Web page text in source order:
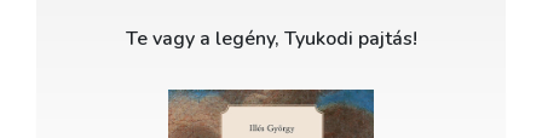
Te vagy a legény, Tyukodi pajtás!